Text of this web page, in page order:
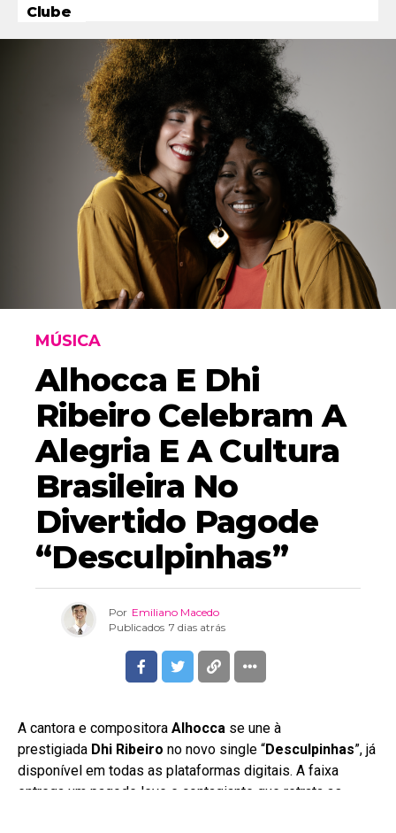
Clube
MÚSICA
Alhocca E Dhi
Ribeiro Celebram A
Alegria E A Cultura
Brasileira No
Divertido Pagode
“Desculpinhas”
Por Emiliano Macedo
Publicados 7 dias atrás
A cantora e compositora Alhocca se une à
prestigiada Dhi Ribeiro no novo single “Desculpinhas”, já
disponível em todas as plataformas digitais. A faixa
entrega um pagode leve e contagiante que retrata as